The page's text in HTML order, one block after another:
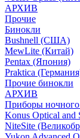
АРХИВ
Прочие
Бинокли
Bushnell (США)
MewLite (Китай)
Pentax (Япония)
Praktica
Прочие бинокли
АРХИВ
Приборы
Konus Optical and
NiteSite